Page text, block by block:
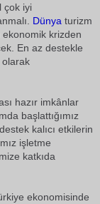
çok iyi
Dünya turizm
ekonomik krizden
En az destekle
olarak
hazır imkânlar
başlattığımız
kalıcı etkilerin
işletme
katkıda
ekonomisinde